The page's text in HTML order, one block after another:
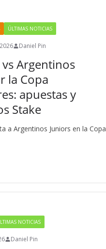
ÚLTIMAS NOTICIAS
Daniel Pin
Argentinos
la Copa
apuestas y
Stake
a Argentinos Juniors en la Copa
NOTICIAS
Daniel Pin